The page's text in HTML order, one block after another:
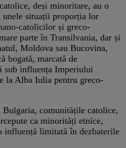
deși minoritare, au o
unele situații proporția lor
catolicilor și greco-
parte în Transilvania, dar și
Moldova sau Bucovina,
bogată, marcată de
sub influența Imperiului
la Alba Iulia pentru greco-
Bulgaria, comunitățile catolice,
ca minorități etnice,
influență limitată în dezbaterile